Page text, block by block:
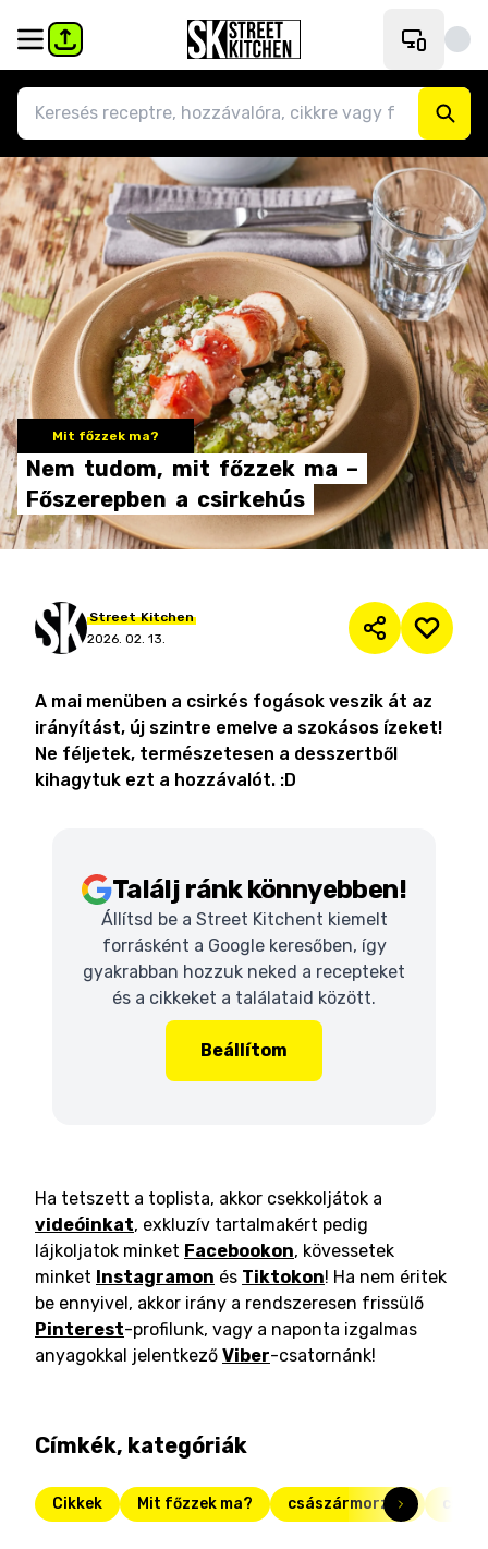
Mit főzzek ma?
Nem tudom, mit főzzek ma –
Főszerepben a csirkehús
Street Kitchen
2026. 02. 13.
A mai menüben a csirkés fogások veszik át az
irányítást, új szintre emelve a szokásos ízeket!
Ne féljetek, természetesen a desszertből
kihagytuk ezt a hozzávalót. :D
Találj ránk könnyebben!
Állítsd be a Street Kitchent kiemelt
forrásként a Google keresőben, így
gyakrabban hozzuk neked a recepteket
és a cikkeket a találataid között.
Beállítom
Ha tetszett a toplista, akkor csekkoljátok a
videóinkat, exkluzív tartalmakért pedig
lájkoljatok minket Facebookon, kövessetek
minket Instagramon és Tiktokon! Ha nem éritek
be ennyivel, akkor irány a rendszeresen frissülő
Pinterest-profilunk, vagy a naponta izgalmas
anyagokkal jelentkező Viber-csatornánk!
Címkék, kategóriák
Cikkek Mit főzzek ma? császármorzsa